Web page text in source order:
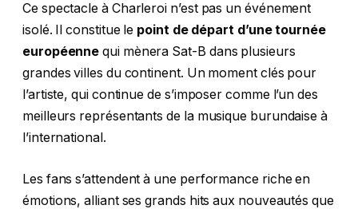
Ce spectacle à Charleroi n’est pas un événement
isolé. Il constitue le point de départ d’une tournée
européenne qui mènera Sat-B dans plusieurs
grandes villes du continent. Un moment clés pour
l’artiste, qui continue de s’imposer comme l’un des
meilleurs représentants de la musique burundaise à
l’international.
Les fans s’attendent à une performance riche en
émotions, alliant ses grands hits aux nouveautés que